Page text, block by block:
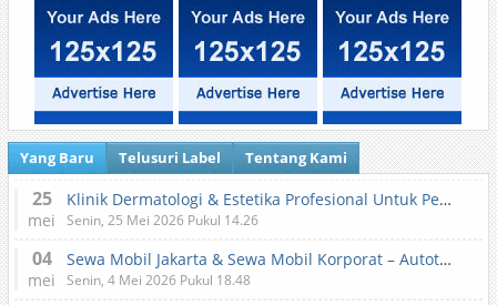
Yang Baru Telusuri Label Tentang Kami
25
mei
Klinik Dermatologi & Estetika Profesional Untuk Perawatan Kulit dan Kecantikan
Senin, 25 Mei 2026 Pukul 14.26
04
mei
Sewa Mobil Jakarta & Sewa Mobil Korporat – Autotranz Indonesia
Senin, 4 Mei 2026 Pukul 18.48